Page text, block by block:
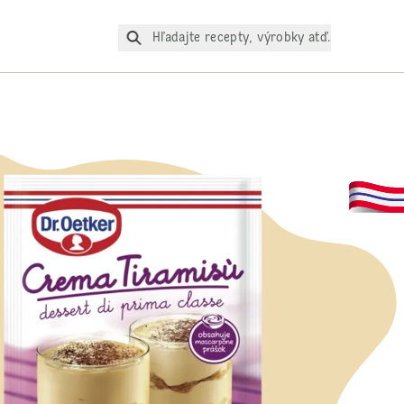
Hľadajte recepty, výrobky atď.